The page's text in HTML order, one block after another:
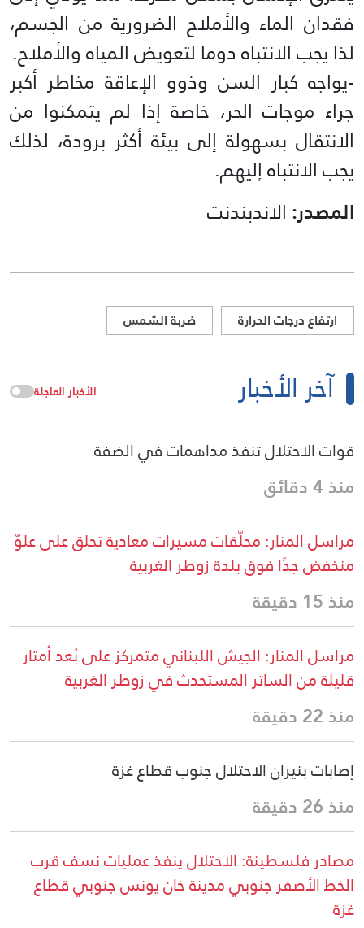
فقدان الماء والأملاح الضرورية من الجسم،
لذا يجب الانتباه دوما لتعويض المياه والأملاح.
-يواجه كبار السن وذوو الإعاقة مخاطر أكبر
جراء موجات الحر، خاصة إذا لم يتمكنوا من
الانتقال بسهولة إلى بيئة أكثر برودة، لذلك
يجب الانتباه إليهم.
المصدر: الاندبندنت
ارتفاع درجات الحرارة ضربة الشمس
آخر الأخبار الأخبار العاجلة
قوات الاحتلال تنفذ مداهمات في الضفة
منذ 4 دقائق
مراسل المنار: محلّقات مسيرات معادية تحلق على علوّ
منخفض جدًا فوق بلدة زوطر الغربية
منذ 15 دقيقة
مراسل المنار: الجيش اللبناني متمركز على بُعد أمتار
قليلة من الساتر المستحدث في زوطر الغربية
منذ 22 دقيقة
إصابات بنيران الاحتلال جنوب قطاع غزة
منذ 26 دقيقة
مصادر فلسطينة: الاحتلال ينفذ عمليات نسف قرب
الخط الأصفر جنوبي مدينة خان يونس جنوبي قطاع
غزة